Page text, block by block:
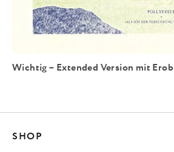
Wichtig – Extended Version mit
SHOP